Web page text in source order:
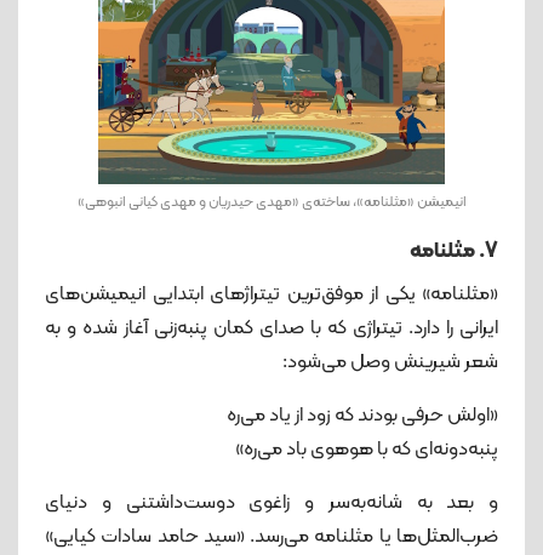
انیمیشن «مثلنامه»، ساخته‌ی «مهدی حیدریان و مهدی کیانی انبوهی»
7. مثلنامه
«مثلنامه» یکی از موفق‌ترین تیتراژهای ابتدایی انیمیشن‌های
ایرانی را دارد. تیتراژی که با صدای کمان پنبه‌زنی آغاز شده و به
شعر شیرینش وصل می‌شود:
«اولش حرفی بودند که زود از یاد می‌ره
پنبه‌دونه‌ای که با هوهوی باد می‌ره»
و بعد به شانه‌به‌سر و زاغوی دوست‌داشتنی و دنیای
ضرب‌المثل‌ها یا مثلنامه می‌رسد. «سید حامد سادات کیایی»